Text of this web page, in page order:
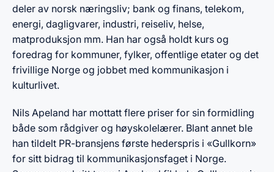
deler av norsk næringsliv; bank og finans, telekom,
energi, dagligvarer, industri, reiseliv, helse,
matproduksjon mm. Han har også holdt kurs og
foredrag for kommuner, fylker, offentlige etater og det
frivillige Norge og jobbet med kommunikasjon i
kulturlivet.
Nils Apeland har mottatt flere priser for sin formidling
både som rådgiver og høyskolelærer. Blant annet ble
han tildelt PR-bransjens første hederspris i «Gullkorn»
for sitt bidrag til kommunikasjonsfaget i Norge.